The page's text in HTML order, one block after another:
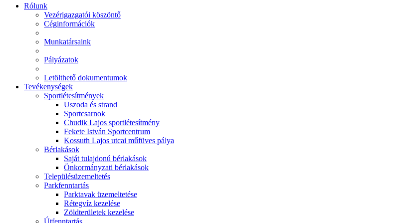
Rólunk
Vezérigazgatói köszöntő
Céginformációk
Munkatársaink
Pályázatok
Letölthető dokumentumok
Tevékenységek
Sportlétesítmények
Uszoda és strand
Sportcsarnok
Chudik Lajos sportlétesítmény
Fekete István Sportcentrum
Kossuth Lajos utcai műfüves pálya
Bérlakások
Saját tulajdonú bérlakások
Önkormányzati bérlakások
Településüzemeltetés
Parkfenntartás
Parktavak üzemeltetése
Rétegvíz kezelése
Zöldterületek kezelése
Útfenntartás